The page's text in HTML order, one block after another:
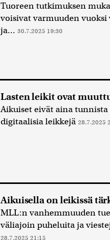
Tuoreen tutkimuksen
voisivat varmuuden
ja... 30.7.2025 19:30
Lasten leikit ovat
Aikuiset eivät aina
digitaalisia leikkejä 28.7.2025
Aikuisella on leikissä
MLL:n vanhemmuuden
väliajoin puheluita ja
28.7.2025 21:15